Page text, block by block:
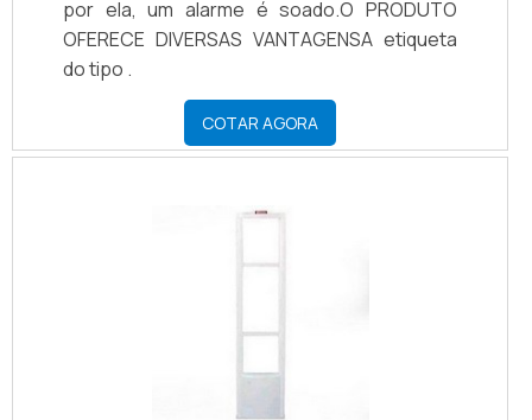
por ela, um alarme é soado.O PRODUTO
OFERECE DIVERSAS VANTAGENSA etiqueta
do tipo .
COTAR AGORA